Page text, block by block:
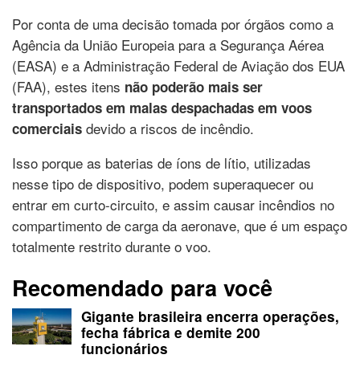
Por conta de uma decisão tomada por órgãos como a
Agência da União Europeia para a Segurança Aérea
(EASA) e a Administração Federal de Aviação dos EUA
(FAA), estes itens não poderão mais ser
transportados em malas despachadas em voos
comerciais devido a riscos de incêndio.
Isso porque as baterias de íons de lítio, utilizadas
nesse tipo de dispositivo, podem superaquecer ou
entrar em curto-circuito, e assim causar incêndios no
compartimento de carga da aeronave, que é um espaço
totalmente restrito durante o voo.
Recomendado para você
Gigante brasileira encerra operações,
fecha fábrica e demite 200
funcionários